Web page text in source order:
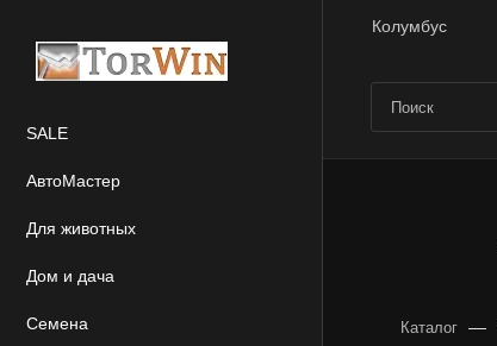
Колумбус
SALE
АвтоМастер
Для животных
Дом и дача
Семена Каталог —